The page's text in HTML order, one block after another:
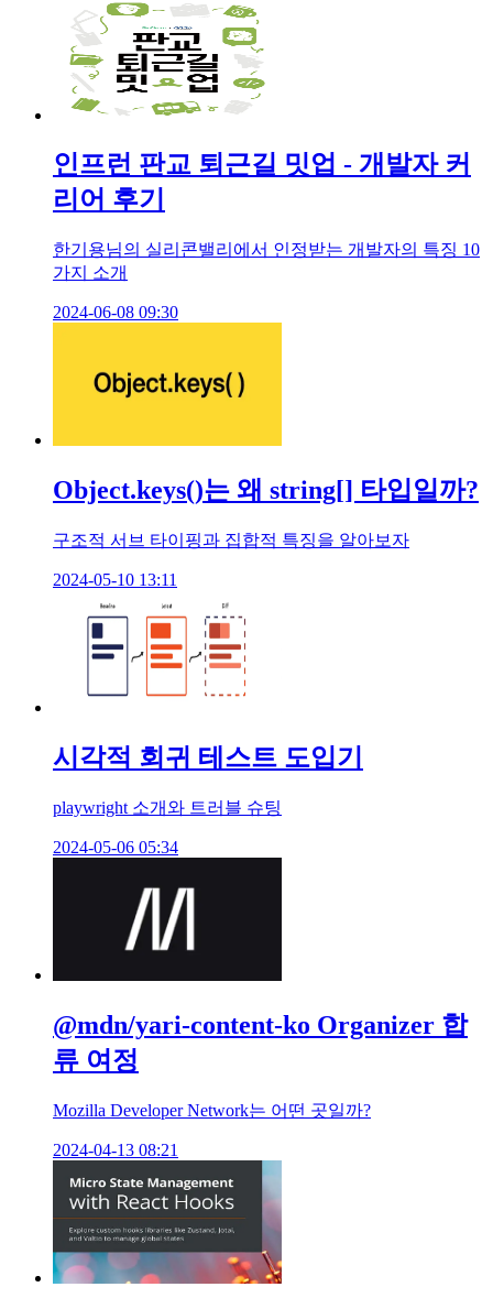
인프런 판교 퇴근길 밋업 - 개발자 커
리어 후기
한기용님의 실리콘밸리에서 인정받는 개발자의 특징 10
가지 소개
2024-06-08 09:30
Object.keys()는 왜 string[] 타입일까?
구조적 서브 타이핑과 집합적 특징을 알아보자
2024-05-10 13:11
시각적 회귀 테스트 도입기
playwright 소개와 트러블 슈팅
2024-05-06 05:34
@mdn/yari-content-ko Organizer 합
류 여정
Mozilla Developer Network는 어떤 곳일까?
2024-04-13 08:21